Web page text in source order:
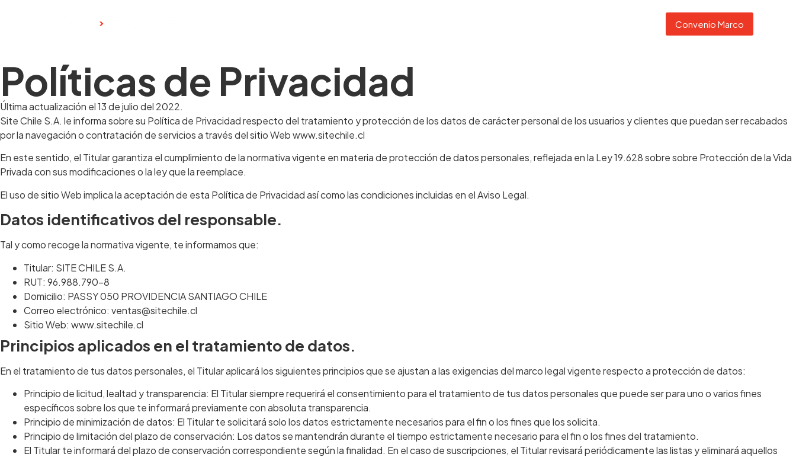
Convenio Marco
Políticas de Privacidad
Última actualización el 13 de julio del 2022.
Site Chile S.A. le informa sobre su Política de Privacidad respecto del tratamiento y protección de los datos de carácter personal de los usuarios y clientes que puedan ser recabados
por la navegación o contratación de servicios a través del sitio Web www.sitechile.cl
En este sentido, el Titular garantiza el cumplimiento de la normativa vigente en materia de protección de datos personales, reflejada en la Ley 19.628 sobre sobre Protección de la Vida
Privada con sus modificaciones o la ley que la reemplace.
El uso de sitio Web implica la aceptación de esta Política de Privacidad así como las condiciones incluidas en el Aviso Legal.
Datos identificativos del responsable.
Tal y como recoge la normativa vigente, te informamos que:
Titular: SITE CHILE S.A.
RUT: 96.988.790-8
Domicilio: PASSY 050 PROVIDENCIA SANTIAGO CHILE
Correo electrónico: ventas@sitechile.cl
Sitio Web: www.sitechile.cl
Principios aplicados en el tratamiento de datos.
En el tratamiento de tus datos personales, el Titular aplicará los siguientes principios que se ajustan a las exigencias del marco legal vigente respecto a protección de datos:
Principio de licitud, lealtad y transparencia: El Titular siempre requerirá el consentimiento para el tratamiento de tus datos personales que puede ser para uno o varios fines
específicos sobre los que te informará previamente con absoluta transparencia.
Principio de minimización de datos: El Titular te solicitará solo los datos estrictamente necesarios para el fin o los fines que los solicita.
Principio de limitación del plazo de conservación: Los datos se mantendrán durante el tiempo estrictamente necesario para el fin o los fines del tratamiento.
El Titular te informará del plazo de conservación correspondiente según la finalidad. En el caso de suscripciones, el Titular revisará periódicamente las listas y eliminará aquellos